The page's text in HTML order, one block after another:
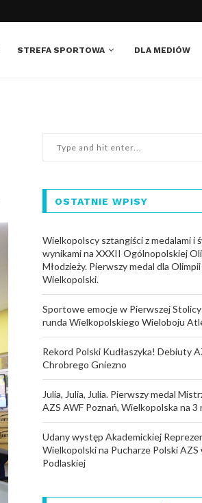
STREFA SPORTOWA DLA MEDIÓW
OSTATNIE WPISY
Wielkopolscy sztangiści z medalami i
wynikami na XXXII Ogólnopolskiej
Młodzieży. Pierwszy medal dla
Wielkopolski.
Sportowe emocje w Pierwszej Stolicy
runda Wielkopolskiego Wieloboju
Rekord Polski Kudłaszyka! Debiuty
Chrobrego Gniezno
Julia, Julia, Julia. Pierwszy medal
AZS AWF Poznań, Wielkopolska na 3
Udany występ Akademickiej
Wielkopolski na Pucharze Polski AZS
Podlaskiej